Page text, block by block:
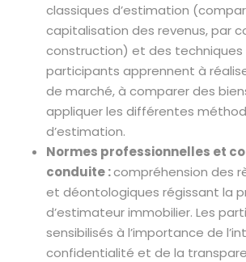
classiques d’estimation
capitalisation des revenus, par
construction) et des techniques
participants apprennent à
de marché, à comparer des
appliquer les différentes
d’estimation.
Normes professionnelles et
conduite :compréhension des
et déontologiques régissant la
d’estimateur immobilier. Les
sensibilisés à l’importance de
confidentialité et de la